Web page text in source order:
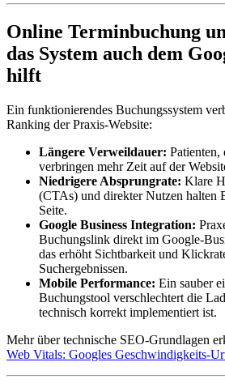
Online Terminbuchung
das System auch dem
hilft
Ein funktionierendes Buchungssystem
Ranking der Praxis-Website:
Längere Verweildauer: Patienten,
verbringen mehr Zeit auf der
Niedrigere Absprungrate: Klare
(CTAs) und direkter Nutzen halten
Seite.
Google Business Integration:
Buchungslink direkt im Google-
das erhöht Sichtbarkeit und
Suchergebnissen.
Mobile Performance: Ein sauber
Buchungstool verschlechtert die
technisch korrekt implementiert ist.
Mehr über technische SEO-Grundlagen
Web Vitals: Googles Geschwindigkeits-